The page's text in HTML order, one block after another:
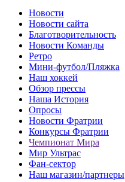
Новости
Новости сайта
Благотворительность
Новости Команды
Ретро
Мини-футбол/Пляжка
Наш хоккей
Обзор прессы
Наша История
Опросы
Новости Фратрии
Конкурсы Фратрии
Чемпионат Мира
Мир Ультрас
Фан-cектор
Наш магазин/партнеры